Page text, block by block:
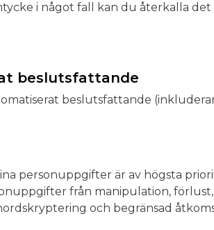
i något fall kan du återkalla
beslutsfattande
beslutsfattande
personuppgifter är av högsta
från manipulation,
och begränsad